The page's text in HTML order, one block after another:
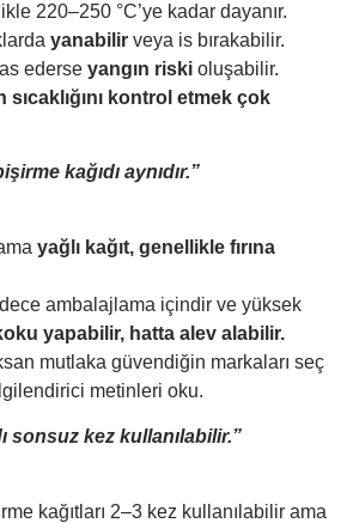
220–250 °C’ye kadar dayanır.
yanabilir veya is bırakabilir.
ederse yangın riski oluşabilir.
sıcaklığını kontrol etmek çok
kağıdı aynıdır.”
yağlı kağıt, genellikle fırına
ambalajlama içindir ve yüksek
yapabilir, hatta alev alabilir.
mutlaka güvendiğin markaları seç
metinleri oku.
sonsuz kez kullanılabilir.”
kağıtları 2–3 kez kullanılabilir ama